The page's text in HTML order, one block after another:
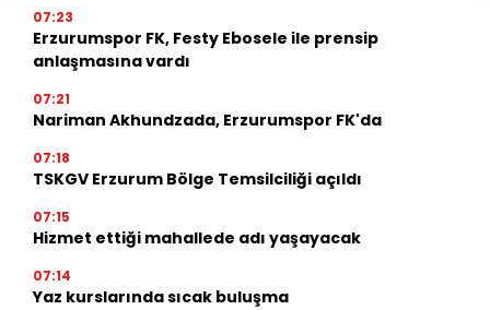
07:23
Erzurumspor FK, Festy Ebosele ile prensip
anlaşmasına vardı
07:21
Nariman Akhundzada, Erzurumspor FK'da
07:18
TSKGV Erzurum Bölge Temsilciliği açıldı
07:15
Hizmet ettiği mahallede adı yaşayacak
07:14
Yaz kurslarında sıcak buluşma